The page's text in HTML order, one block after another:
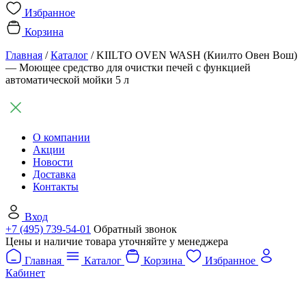
Избранное
Корзина
Главная /Каталог /KIILTO OVEN WASH (Киилто Овен Вош)
— Моющее средство для очистки печей с функцией
автоматической мойки 5 л
О компании
Акции
Новости
Доставка
Контакты
Вход
+7 (495) 739-54-01 Обратный звонок
Цены и наличие товара уточняйте у менеджера
Главная
Каталог Корзина
Избранное
Кабинет